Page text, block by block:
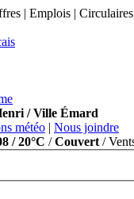
| Emplois |
/ Ville Émard
météo | Nous joindre
/ 20°C /Couvert /